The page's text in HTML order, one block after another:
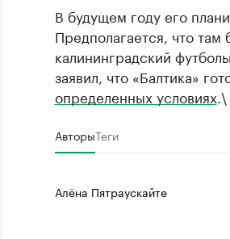
В будущем году его
Предполагается, что там
калининградский
заявил, что «Балтика»
определенных условиях .\
АвторыТеги
Алёна Пятраускайте